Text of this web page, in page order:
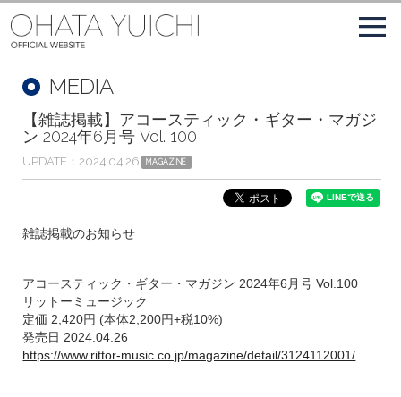
MEDIA
【雑誌掲載】アコースティック・ギター・マガジ
ン 2024年6月号 Vol. 100
UPDATE 2024.04.26 MAGAZINE
雑誌掲載のお知らせ
アコースティック・ギター・マガジン 2024年6月号 Vol.100
リットーミュージック
定価 2,420円 (本体2,200円+税10%)
発売日 2024.04.26
https://www.rittor-music.co.jp/magazine/detail/3124112001/